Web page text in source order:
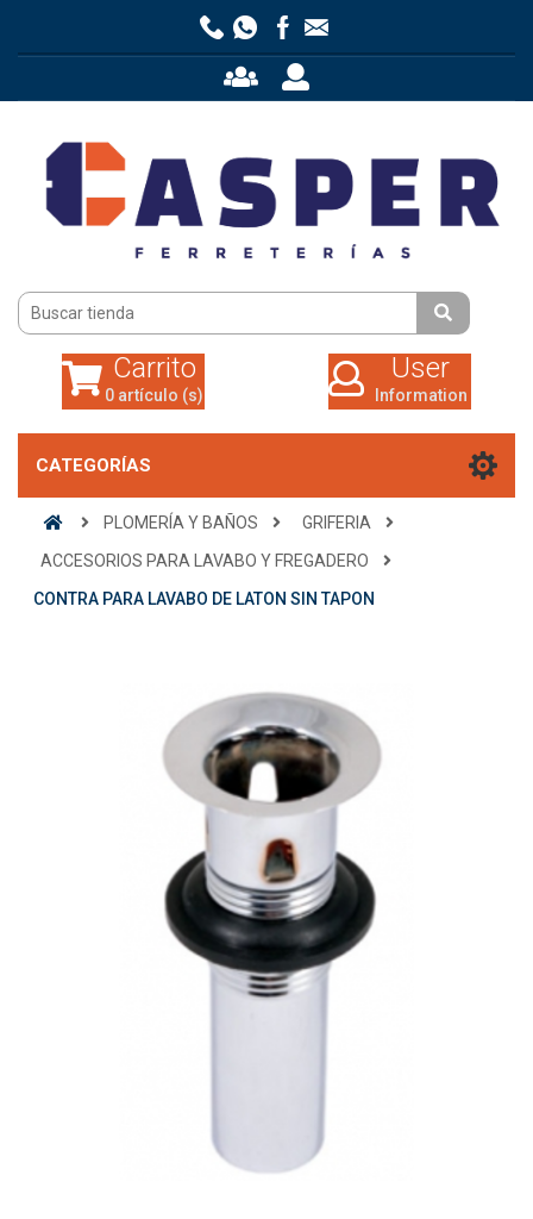
0 artículo (s)
Carrito
0 artículo (s)
User
Information
CATEGORÍAS
PLOMERÍA Y BAÑOS
GRIFERIA
ACCESORIOS PARA LAVABO Y FREGADERO
CONTRA PARA LAVABO DE LATON SIN TAPON